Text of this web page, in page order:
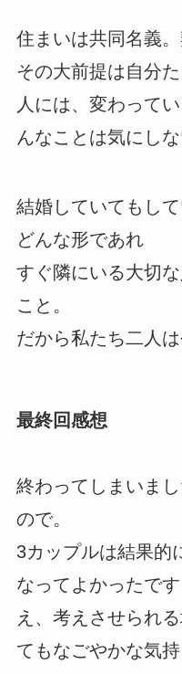
住まいは共同名義。
その大前提は自分
人には、変わって
んなことは気にしな
結婚していてもし
どんな形であれ
すぐ隣にいる大切
こと。
だから私たち二人
最終回感想
終わってしまいま
ので。
3カップルは結果的
なってよかったで
え、考えさせられ
てもなごやかな気